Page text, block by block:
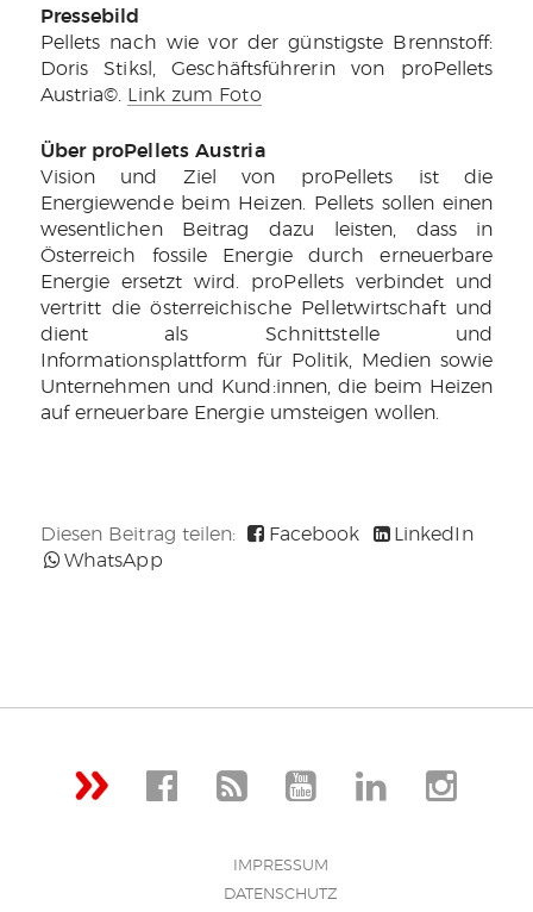
Pressebild
Pellets nach wie vor der günstigste Brennstoff:
Doris Stiksl, Geschäftsführerin von proPellets
Austria©.
Link zum Foto
Über proPellets Austria
Vision und Ziel von proPellets ist die
Energiewende beim Heizen. Pellets sollen einen
wesentlichen Beitrag dazu leisten, dass in
Österreich fossile Energie durch erneuerbare
Energie ersetzt wird. proPellets verbindet und
vertritt die österreichische Pelletwirtschaft und
dient als Schnittstelle und
Informationsplattform für Politik, Medien sowie
Unternehmen und Kund:innen, die beim Heizen
auf erneuerbare Energie umsteigen wollen.
Diesen Beitrag teilen: Facebook
LinkedIn
WhatsApp
IMPRESSUM
DATENSCHUTZ